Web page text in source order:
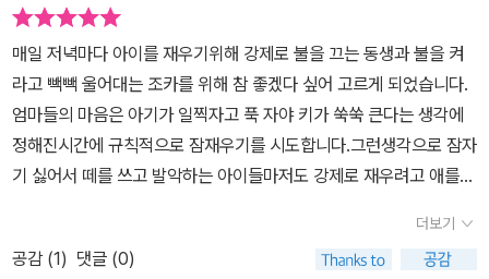
그냥 아이들이 안 자려고 하는 건 더 놀고 싶기 때문이라고만 늘상 생
각해왔는데 이 책을 보니 더 놀고 싶은 것 말고도 먹고 싶고, 밖에 나
가고 싶고, 잠이 안 오고, 무섭고 등등... 여러가지 이유가 있더라구요.
아이의 이러한 마음을 잘 헤아리지 못하고 그저 자라고만 했던 것 같
아서 저를 돌아보게 되었답니다. 간신히 아이를 달래고 불을 끄고 누
워있으면 얼마 지나지 않아 아이가 '엄마, 나 잠이 안 와'라는 이야기
를 많이 하는데 그저 핑계겠거니 하고 말았는데 정말 잠이 오지 않아
서 그럴 수도 있겠단 생각도 해보게 됩니다. 책은 무척이나 얇고 작은
매일 저녁마다 아이를 재우기위해 강제로 불을 끄는 동생과 불을 켜
라고 빽빽 울어대는 조카를 위해 참 좋겠다 싶어 고르게 되었습니다.
엄마들의 마음은 아기가 일찍자고 푹 자야 키가 쑥쑥 큰다는 생각에
정해진시간에 규칙적으로 잠재우기를 시도합니다.그런생각으로 잠자
기 싫어서 떼를 쓰고 발악하는 아이들마저도 강제로 재우려고 애를
한장 한장 넘겨가며, 과연 난 한번이라도 이렇게 아이의 마음을 보듬
어 앉아준적이 있던가.자기 싫은 아이의 마음을 읽어주기 보다는, 내
더보기
공감 (1) 댓글 (0)